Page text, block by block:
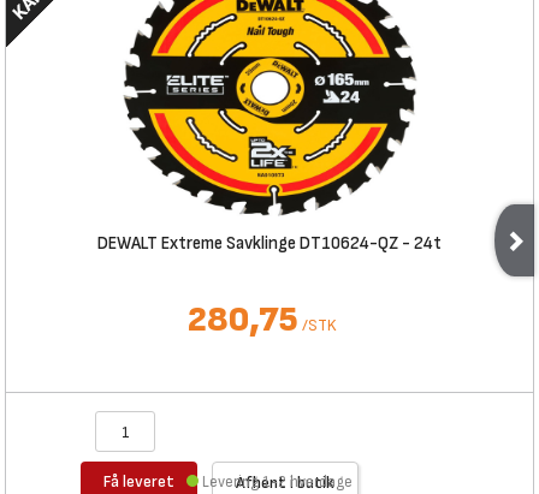
DEWALT Extreme Savklinge DT10624-QZ - 24t
280,75 /STK
Få leveret Afhent i butik
Levering 1-2 hverdage